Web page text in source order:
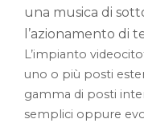
una musica di
l’azionamento di
L’impianto
uno o più posti
gamma di posti
semplici oppure